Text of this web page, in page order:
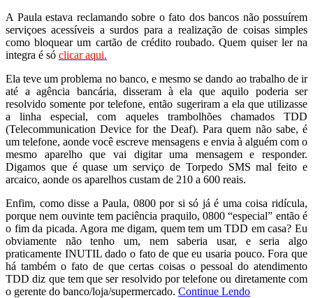
A Paula estava reclamando sobre o fato dos bancos não possuírem
serviçoes acessíveis a surdos para a realização de coisas simples
como bloquear um cartão de crédito roubado. Quem quiser ler na
integra é só clicar aqui.
Ela teve um problema no banco, e mesmo se dando ao trabalho de ir
até a agência bancária, disseram à ela que aquilo poderia ser
resolvido somente por telefone, então sugeriram a ela que utilizasse
a linha especial, com aqueles trambolhões chamados TDD
(Telecommunication Device for the Deaf). Para quem não sabe, é
um telefone, aonde você escreve mensagens e envia à alguém com o
mesmo aparelho que vai digitar uma mensagem e responder.
Digamos que é quase um serviço de Torpedo SMS mal feito e
arcaico, aonde os aparelhos custam de 210 a 600 reais.
Enfim, como disse a Paula, 0800 por si só já é uma coisa ridícula,
porque nem ouvinte tem paciência praquilo, 0800 “especial” então é
o fim da picada. Agora me digam, quem tem um TDD em casa? Eu
obviamente não tenho um, nem saberia usar, e seria algo
praticamente INUTIL dado o fato de que eu usaria pouco. Fora que
há também o fato de que certas coisas o pessoal do atendimento
TDD diz que tem que ser resolvido por telefone ou diretamente com
o gerente do banco/loja/supermercado. Continue Lendo